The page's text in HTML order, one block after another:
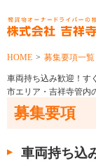
HOME > 募集要項一覧
車両持ち込み歓迎！す
市エリア・吉祥寺管内
募集要項
車両持ち込